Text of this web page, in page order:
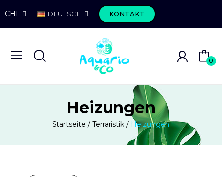
CHF DEUTSCH KONTAKT
0
Heizungen
Startseite Terraristik Heizungen